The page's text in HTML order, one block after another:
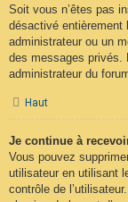
Soit vous n’êtes pas
désactivé entièrement
administrateur ou un
des messages privés.
administrateur du
Haut
Je continue à
Vous pouvez
utilisateur en utilisant
contrôle de